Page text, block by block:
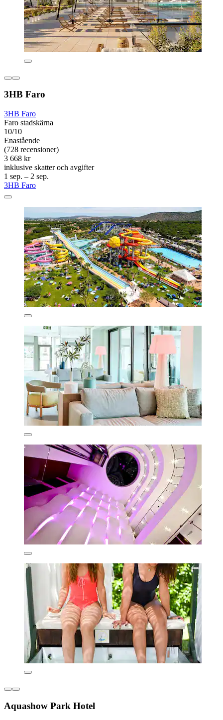
3HB Faro
3HB Faro
Faro stadskärna
10/10
Enastående
(728 recensioner)
3 668 kr
inklusive skatter och avgifter
1 sep. – 2 sep.
3HB Faro
Aquashow Park Hotel